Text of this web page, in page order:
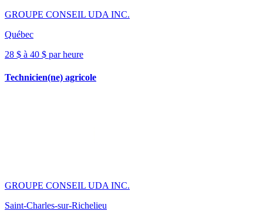
GROUPE CONSEIL UDA INC.
Québec
28 $ à 40 $ par heure
Technicien(ne) agricole
GROUPE CONSEIL UDA INC.
Saint-Charles-sur-Richelieu